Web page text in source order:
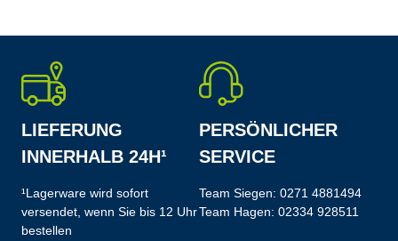
LIEFERUNG
INNERHALB 24H¹
¹Lagerware wird sofort
versendet, wenn Sie bis 12 Uhr
bestellen
PERSÖNLICHER
SERVICE
Team Siegen: 0271 4881494
Team Hagen: 02334 928511